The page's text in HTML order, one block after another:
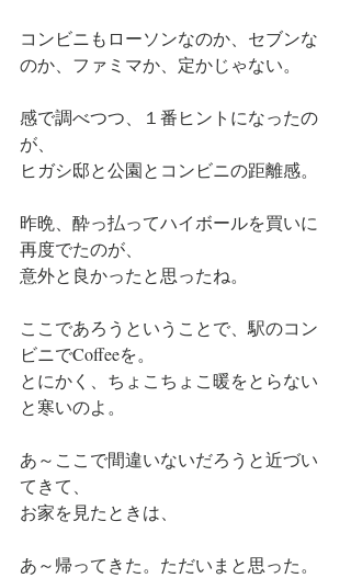
コンビニもローソンなのか、セブンな
のか、ファミマか、定かじゃない。
感で調べつつ、１番ヒントになったの
が、
ヒガシ邸と公園とコンビニの距離感。
昨晩、酔っ払ってハイボールを買いに
再度でたのが、
意外と良かったと思ったね。
ここであろうということで、駅のコン
ビニでCoffeeを。
とにかく、ちょこちょこ暖をとらない
と寒いのよ。
あ～ここで間違いないだろうと近づい
てきて、
お家を見たときは、
あ～帰ってきた。ただいまと思った。